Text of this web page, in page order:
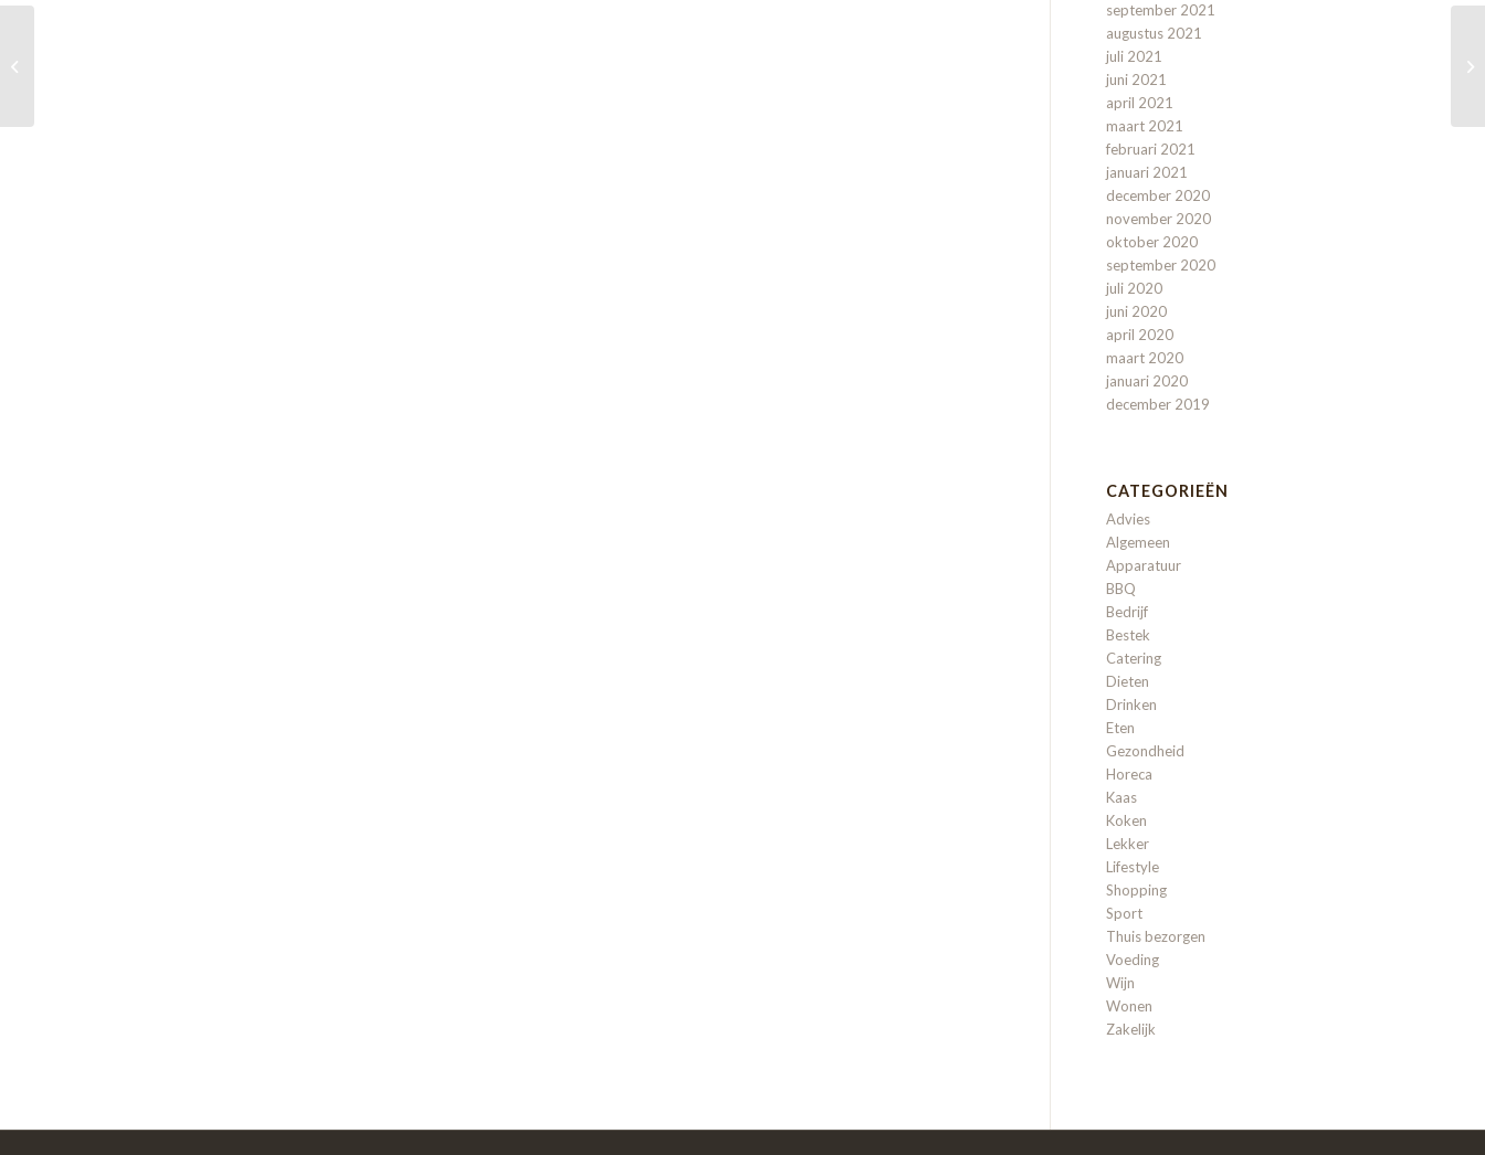
september 2021
augustus 2021
juli 2021
juni 2021
april 2021
maart 2021
februari 2021
januari 2021
december 2020
november 2020
oktober 2020
september 2020
juli 2020
juni 2020
april 2020
maart 2020
januari 2020
december 2019
CATEGORIEËN
Advies
Algemeen
Apparatuur
BBQ
Bedrijf
Bestek
Catering
Dieten
Drinken
Eten
Gezondheid
Horeca
Kaas
Koken
Lekker
Lifestyle
Shopping
Sport
Thuis bezorgen
Voeding
Wijn
Wonen
Zakelijk